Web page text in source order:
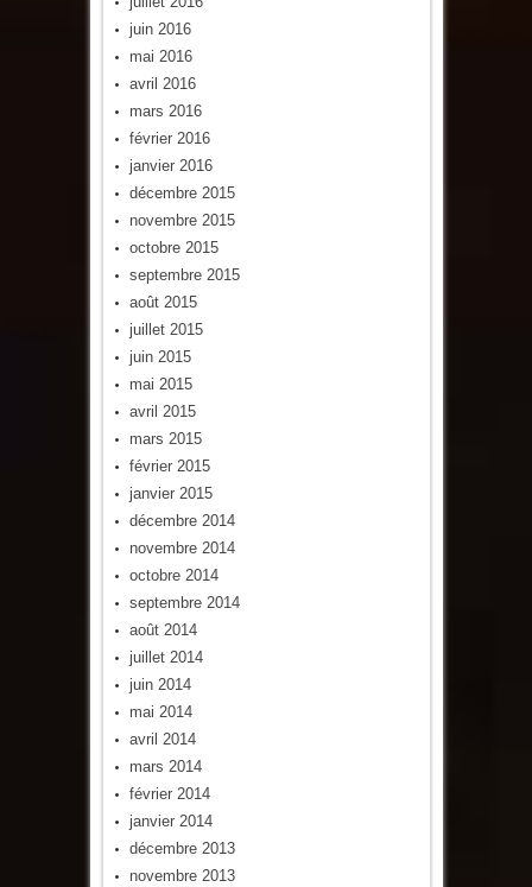
juin 2016
mai 2016
avril 2016
mars 2016
février 2016
janvier 2016
décembre 2015
novembre 2015
octobre 2015
septembre 2015
août 2015
juillet 2015
juin 2015
mai 2015
avril 2015
mars 2015
février 2015
janvier 2015
décembre 2014
novembre 2014
octobre 2014
septembre 2014
août 2014
juillet 2014
juin 2014
mai 2014
avril 2014
mars 2014
février 2014
janvier 2014
décembre 2013
novembre 2013